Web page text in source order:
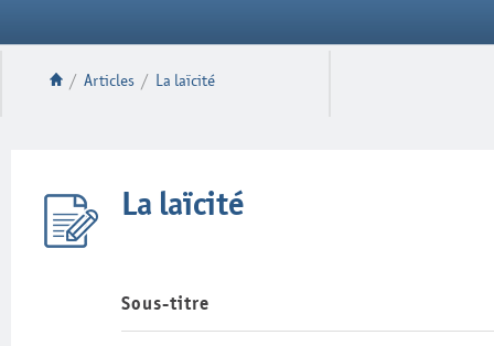
/ Articles / La laïcité
La laïcité
Sous-titre